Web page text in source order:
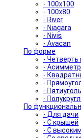
- 100x100
- 100x80
- River
- Niagara
- Nivis
- Avacan
По форме
- Четверть
-
-
-
-
-
По
- Для дачи
- С крышей
- С